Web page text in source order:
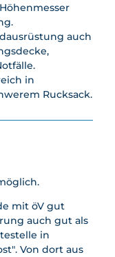
auch
in
Rucksack.
mit öV gut
auch gut als
in
Von dort aus